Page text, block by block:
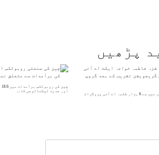
پڑھیں
اور جدید ٹیکنالوجی کا…
82 ہزار درخواستوں میں سے 6 ہزار طلبہ اے آئی پروگرام